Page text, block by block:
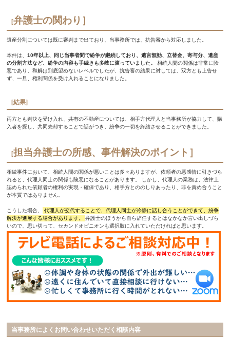
[弁護士の関わり］
遺産分割については既に審判まで出ており、当事務所では、抗告審から対応しました。
本件は、10年以上、同じ当事者間で紛争が継続しており、遺言無効、立替金、寄与分、遺産
の分割方法など、紛争の内容も手続きも多岐に渡っていました。
相続人間の関係は非常に険
悪であり、和解は到底望めないレベルでしたが、抗告審の結果に対しては、双方とも上告せ
ず、一旦、権利関係を受け入れることになりました。
[結果]
両方とも判決を受け入れ、共有の不動産については、相手方代理人と当事務所が協力して、購
入者を探し、共同売却することで話がつき、紛争の一切を終結させることができました。
[担当弁護士の所感、事件解決のポイント］
相続事件において、相続人間の関係が悪いことは多々ありますが、依頼者の悪感情に引きづら
れると、代理人同士の関係も険悪になることがあります。 しかし、代理人の業務は、法律上
認められた依頼者の権利の実現・確保であり、相手方とののしりあったり、非を責め合うこと
が本質ではありません。
こうした場合、
代理人が交代することで、代理人同士が冷静に話し合うことができて、紛争
解決が進展する場合があります。弁護士のほうから自ら辞任するとはなかなか言い出しづら
いので、思い切って、セカンドオピニオンも選択肢に入れていただければと思います。
当事務所によくお問い合わせいただく相談内容